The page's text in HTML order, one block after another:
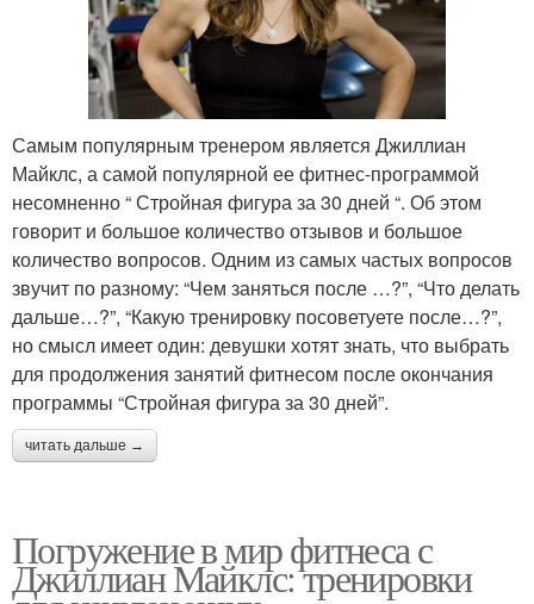
Самым популярным тренером является Джиллиан
Майклс, а самой популярной ее фитнес-программой
несомненно “ Стройная фигура за 30 дней “. Об этом
говорит и большое количество отзывов и большое
количество вопросов. Одним из самых частых вопросов
звучит по разному: “Чем заняться после …?”, “Что делать
дальше…?”, “Какую тренировку посоветуете после…?”,
но смысл имеет один: девушки хотят знать, что выбрать
для продолжения занятий фитнесом после окончания
программы “Стройная фигура за 30 дней”.
читать дальше →
Погружение в мир фитнеса с
Джиллиан Майклс: тренировки